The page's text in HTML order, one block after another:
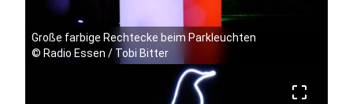
Große farbige Rechtecke beim Parkleuchten
© Radio Essen / Tobi Bitter
crop_free